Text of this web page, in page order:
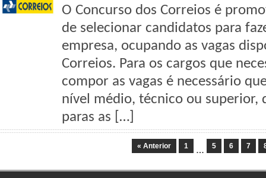
O Concurso dos Correios é
de selecionar candidatos para
empresa, ocupando as vagas
Correios. Para os cargos que
compor as vagas é necessário
nível médio, técnico ou superior,
paras as […]
« Anterior 1 … 5 6 7